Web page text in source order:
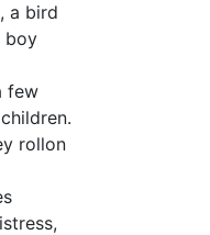
a bird
boy
few
rollon